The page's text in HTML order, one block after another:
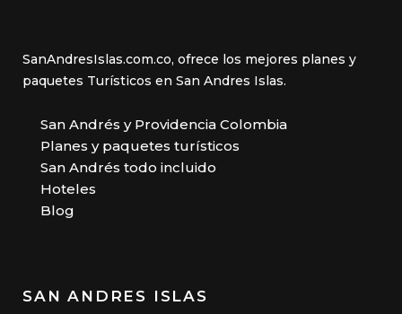
SanAndresIslas.com.co, ofrece los mejores planes y
paquetes Turísticos en San Andres Islas.
San Andrés y Providencia Colombia
Planes y paquetes turísticos
San Andrés todo incluido
Hoteles
Blog
SAN ANDRES ISLAS